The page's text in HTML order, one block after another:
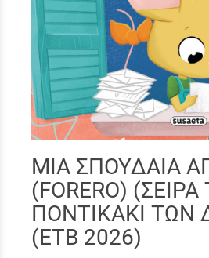
ΜΙΑ ΣΠΟΥΔΑΙΑ
(FORERO) (ΣΕΙΡΑ
ΠΟΝΤΙΚΑΚΙ ΤΩΝ
(ΕΤΒ 2026)